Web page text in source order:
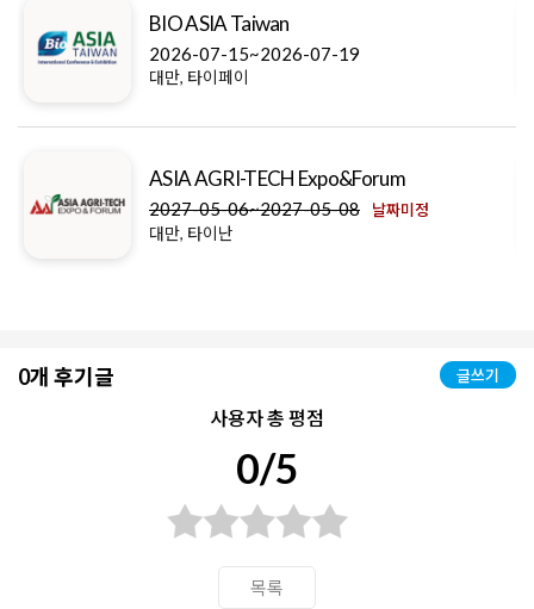
BIO ASIA Taiwan
2026-07-15~2026-07-19
대만, 타이페이
ASIA AGRI-TECH Expo&Forum
2027-05-06~2027-05-08 날짜미정
대만, 타이난
0개 후기글 글쓰기
사용자 총 평점
0/5
목록